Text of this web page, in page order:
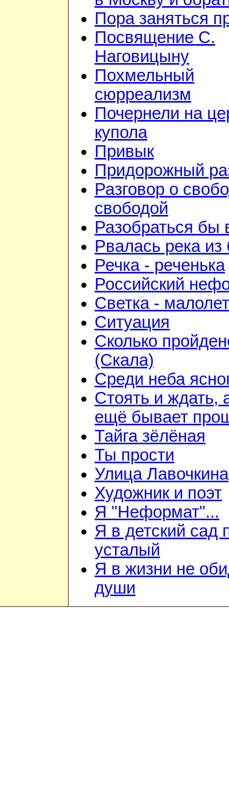
Пора заняться
Посвящение С.
Наговицыну
Похмельный
сюрреализм
Почернели на
купола
Привык
Придорожный
Разговор о
свободой
Разобраться бы
Рвалась река из
Речка - реченька
Российский
Светка -
Ситуация
Сколько
(Скала)
Среди неба
Стоять и ждать,
ещё бывает
Тайга зёлёная
Ты прости
Улица Лавочкина
Художник и поэт
Я "Неформат"...
Я в детский сад
усталый
Я в жизни не
души